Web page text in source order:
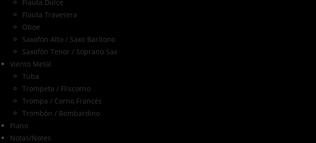
Flauta Dulce
Flauta Travesera
Oboe
Saxofón Alto / Saxo Barítono
Saxofón Tenor / Soprano Sax
Viento Metal
Tuba
Trompeta / Fliscorno
Trompa / Corno Francés
Trombón / Bombardino
Piano
Notas/Notes